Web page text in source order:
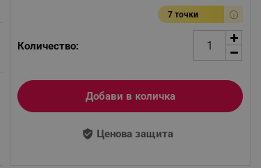
7 точки
Количество:
Добави в количка
Ценова защита